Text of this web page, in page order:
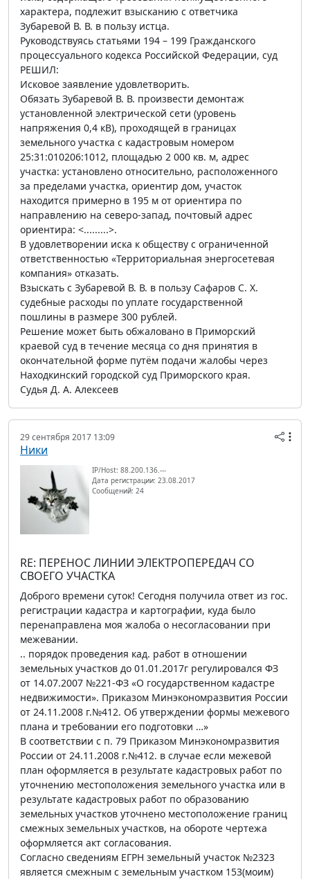
характера, подлежит взысканию с ответчика
Зубаревой В. В. в пользу истца.
Руководствуясь статьями 194 – 199 Гражданского
процессуального кодекса Российской Федерации, суд
РЕШИЛ:
Исковое заявление удовлетворить.
Обязать Зубаревой В. В. произвести демонтаж
установленной электрической сети (уровень
напряжения 0,4 кВ), проходящей в границах
земельного участка с кадастровым номером
25:31:010206:1012, площадью 2 000 кв. м, адрес
участка: установлено относительно, расположенного
за пределами участка, ориентир дом, участок
находится примерно в 195 м от ориентира по
направлению на северо-запад, почтовый адрес
ориентира: <.........>.
В удовлетворении иска к обществу с ограниченной
ответственностью «Территориальная энергосетевая
компания» отказать.
Взыскать с Зубаревой В. В. в пользу Сафаров С. Х.
судебные расходы по уплате государственной
пошлины в размере 300 рублей.
Решение может быть обжаловано в Приморский
краевой суд в течение месяца со дня принятия в
окончательной форме путём подачи жалобы через
Находкинский городской суд Приморского края.
Судья Д. А. Алексеев
29 сентября 2017 13:09
Ники
IP/Host: 88.200.136.---
Дата регистрации: 23.08.2017
Сообщений: 24
RE: ПЕРЕНОС ЛИНИИ ЭЛЕКТРОПЕРЕДАЧ СО
СВОЕГО УЧАСТКА
Доброго времени суток! Сегодня получила ответ из гос.
регистрации кадастра и картографии, куда было
перенаправлена моя жалоба о несогласовании при
межевании.
.. порядок проведения кад. работ в отношении
земельных участков до 01.01.2017г регулировался ФЗ
от 14.07.2007 №221-ФЗ «О государственном кадастре
недвижимости». Приказом Минэкономразвития России
от 24.11.2008 г.№412. Об утверждении формы межевого
плана и требовании его подготовки …»
В соответствии с п. 79 Приказом Минэкономразвития
России от 24.11.2008 г.№412. в случае если межевой
план оформляется в результате кадастровых работ по
уточнению местоположения земельного участка или в
результате кадастровых работ по образованию
земельных участков уточнено местоположение границ
смежных земельных участков, на обороте чертежа
оформляется акт согласования.
Согласно сведениям ЕГРН земельный участок №2323
является смежным с земельным участком 153(моим)